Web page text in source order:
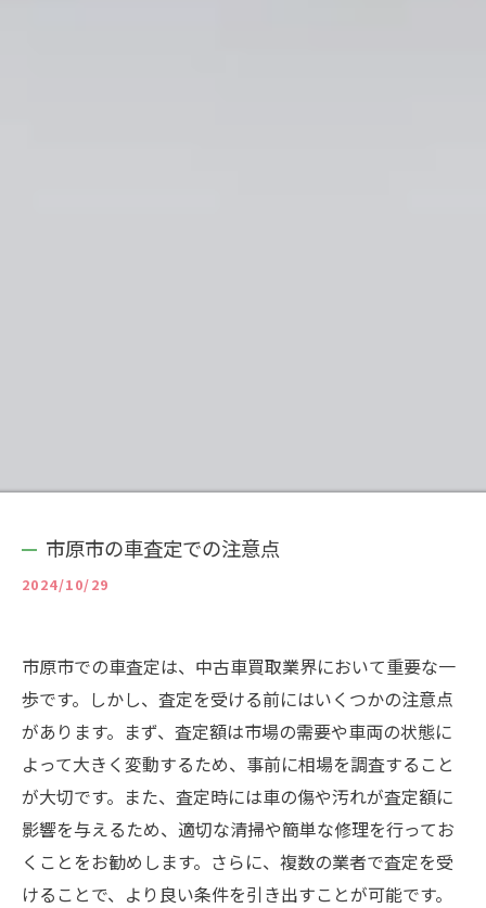
市原市の車査定での注意点
2024/10/29
市原市での車査定は、中古車買取業界において重要な一
歩です。しかし、査定を受ける前にはいくつかの注意点
があります。まず、査定額は市場の需要や車両の状態に
よって大きく変動するため、事前に相場を調査すること
が大切です。また、査定時には車の傷や汚れが査定額に
影響を与えるため、適切な清掃や簡単な修理を行ってお
くことをお勧めします。さらに、複数の業者で査定を受
けることで、より良い条件を引き出すことが可能です。